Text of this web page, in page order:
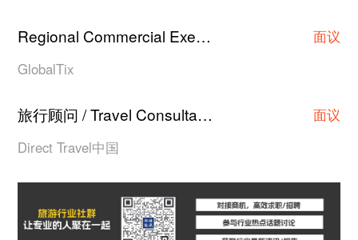
Regional Commercial Executive/Asst Manager/Manager
面议
GlobalTix
旅行顾问 / Travel Consultant·
面议
Direct Travel中国